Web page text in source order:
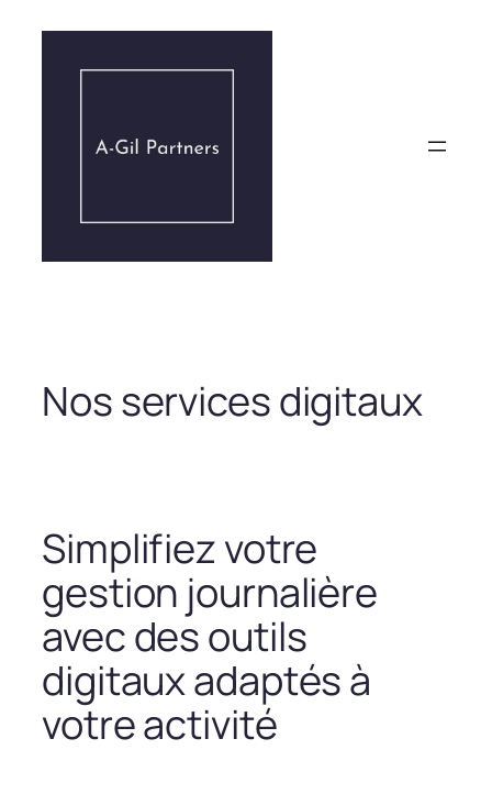
contenu
Nos services digitaux
Simplifiez votre
gestion journalière
avec des outils
digitaux adaptés à
votre activité